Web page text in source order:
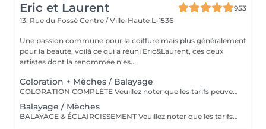
Eric et Laurent
953
13, Rue du Fossé Centre / Ville-Haute L-1536
Une passion commune pour la coiffure mais plus généralement
pour la beauté, voilà ce qui a réuni Eric&Laurent, ces deux
artistes dont la renommée n'es...
Coloration + Mèches / Balayage
COLORATION COMPLÈTE Veuillez noter que les tarifs peuvent varier en fonction de la longueur des cheveux, de leur densité, de la quantité de produit nécessaire ainsi que de la complexité de la prestation. COLOR.ME by KEVIN.MURPHY Découvrez une expérience de coloration haut de gamme avec COLOR.ME by KEVIN.MURPHY, une gamme de coloration professionnelle alliant performance, innovation et respect de la fibre capillaire. Les avantages : Formule sans ammoniaque, sans PPD et sans parabène Enrichie en miel, beurre de karité et grenade pour nourrir et protéger les cheveux Jusqu'à 100 % de couverture des cheveux blancs Couleur intense, lumineuse et durable Respect optimal de la fibre capillaire et du cuir chevelu Cheveux visiblement plus doux, brillants et éclatants de santé Formule cruelty-free, développée dans le respect du bien-être animal Une expérience de coloration premium qui associe l'excellence de la couleur à des actifs de soin performants, pour un résultat sur mesure, éclatant et naturellement sophistiqué.
Balayage / Mèches
BALAYAGE & ÉCLAIRCISSEMENT Veuillez noter que les tarifs peuvent varier en fonction de la longueur et de la densité des cheveux, de la quantité de produit nécessaire ainsi que de la complexité de la prestation. UNE LUMIÈRE SUR MESURE Apportez éclat, profondeur et dimension à votre chevelure grâce à nos techniques d'éclaircissement personnalisées. Chaque réalisation est pensée pour sublimer votre couleur naturelle et créer un résultat harmonieux, lumineux et parfaitement adapté à votre style.